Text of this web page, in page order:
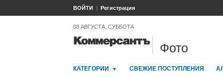
ВОЙТИ Регистрация
08 АВГУСТА, СУББОТА
Фото
КАТЕГОРИИ СВЕЖИЕ ПОСТУПЛЕНИЯ